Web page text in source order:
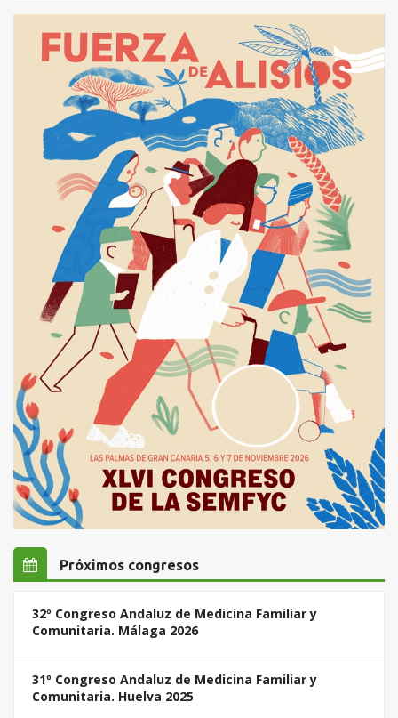
Próximos congresos
32º Congreso Andaluz de Medicina Familiar y
Comunitaria. Málaga 2026
31º Congreso Andaluz de Medicina Familiar y
Comunitaria. Huelva 2025